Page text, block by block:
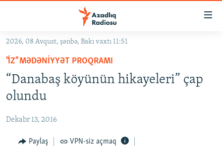
Əsas
qayıt
Əsas
naviqasiyaya
qayıt
Axtarışa
GÜNDƏM
#İZAHLA
KORRUPSIOMETR
FƏRQƏ BAX
QANUNI DOĞRU
2026, 08 Avqust, şənbə, Bakı vaxtı 11:51
"İZ" MƏDƏNIYYƏT PROQRAMI
“Danabaş köyünün hikayeleri” çap
olundu
Dekabr 13, 2016
Paylaş VPN-siz açmaq